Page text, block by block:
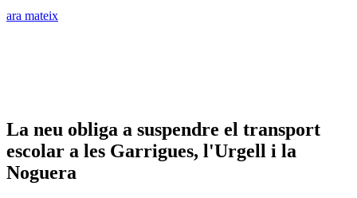
ara mateix
La neu obliga a suspendre el transport
escolar a les Garrigues, l'Urgell i la
Noguera